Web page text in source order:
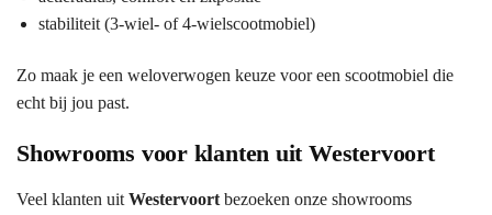
stabiliteit (3-wiel- of 4-wielscootmobiel)
Zo maak je een weloverwogen keuze voor een scootmobiel die
echt bij jou past.
Showrooms voor klanten uit Westervoort
Veel klanten uit Westervoort bezoeken onze showrooms